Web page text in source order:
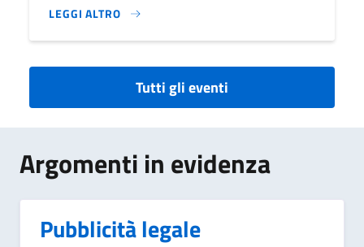
LEGGI ALTRO
VI ASPETTO A SEOUL}
Tutti gli eventi
Argomenti in evidenza
Pubblicità legale